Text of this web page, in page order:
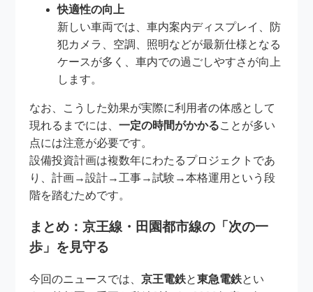
快適性の向上
新しい車両では、車内案内ディスプレイ、防
犯カメラ、空調、照明などが最新仕様となる
ケースが多く、車内での過ごしやすさが向上
します。
なお、こうした効果が実際に利用者の体感として
現れるまでには、一定の時間がかかることが多い
点には注意が必要です。
設備投資計画は複数年にわたるプロジェクトであ
り、計画→設計→工事→試験→本格運用という段
階を踏むためです。
まとめ：京王線・田園都市線の「次の一
歩」を見守る
今回のニュースでは、京王電鉄と東急電鉄とい